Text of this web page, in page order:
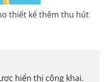
thiết kế thêm thu hút
hiển thị công khai.